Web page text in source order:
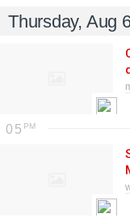
Thursday, Aug
05